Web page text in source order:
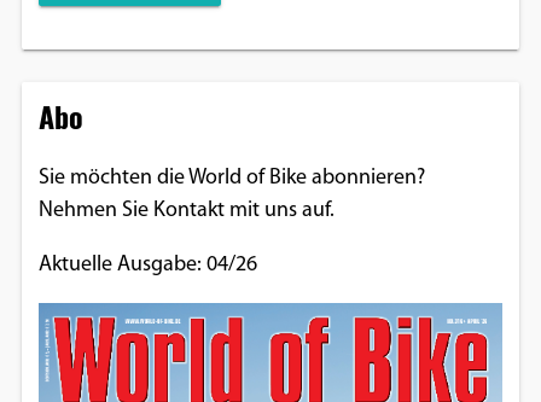
Abo
Sie möchten die World of Bike abonnieren?
Nehmen Sie Kontakt mit uns auf.
Aktuelle Ausgabe: 04/26